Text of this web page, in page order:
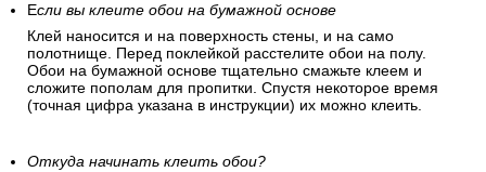
Если вы клеите обои на бумажной основе
Клей наносится и на поверхность стены, и на само
полотнище. Перед поклейкой расстелите обои на полу.
Обои на бумажной основе тщательно смажьте клеем и
сложите пополам для пропитки. Спустя некоторое время
(точная цифра указана в инструкции) их можно клеить.
Откуда начинать клеить обои?